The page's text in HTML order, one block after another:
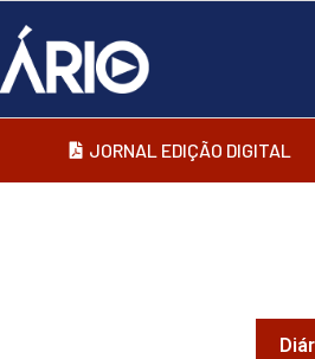
JORNAL EDIÇÃO DIGITAL